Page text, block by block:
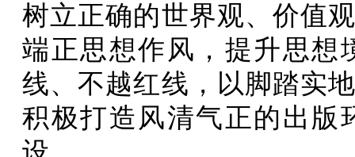
树立正确的世界观、价值
端正思想作风，提升思想
线、不越红线，以脚踏实
积极打造风清气正的出版